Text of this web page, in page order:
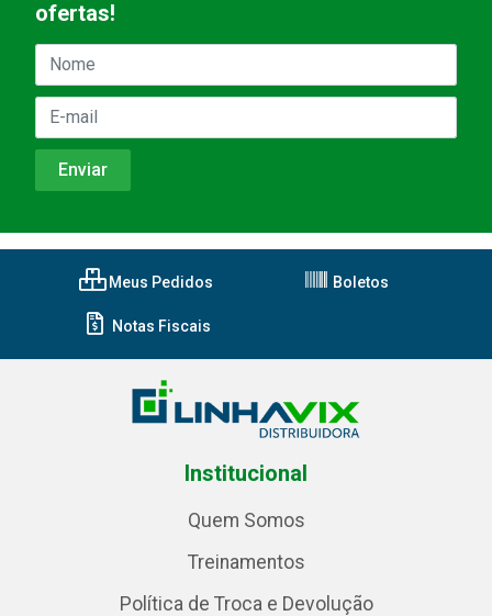
ofertas!
Meus Pedidos Boletos
Notas Fiscais
Institucional
Quem Somos
Treinamentos
Política de Troca e Devolução